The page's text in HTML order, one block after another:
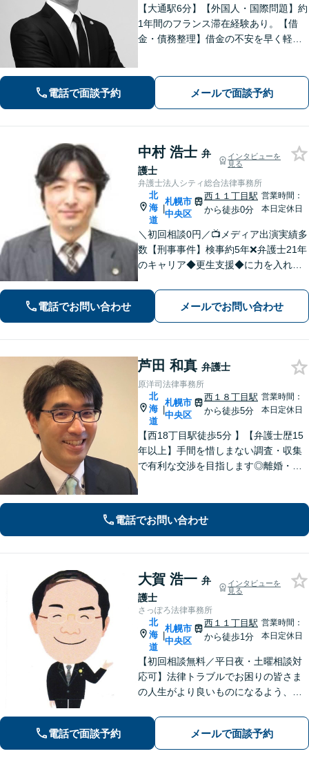
【大通駅6分】【外国人・国際問題】約
1年間のフランス滞在経験あり。【借
金・債務整理】借金の不安を早く軽減
電話で面談予約 メールで面談予約
中村 浩士 弁
護士
インタビューを
見る
弁護士法人シティ総合法律事務所
北
海
道
|
札幌市
中央区
西１１丁目駅
から徒歩0分
営業時間：
本日定休日
＼初回相談0円／📺メディア出演実績多
数【刑事事件】検事約5年❌弁護士21年
のキャリア◆更生支援◆に力を入れた
【交通事故】民事・刑事両面で真実を
追求し、適切な対応を求めて尽力しま
す。被害者支援にも注力。
電話でお問い合わせ メールでお問い合わせ
芦田 和真 弁護士
原洋司法律事務所
北
海
道
|
札幌市
中央区
西１８丁目駅
から徒歩5分
営業時間：
本日定休日
【西18丁目駅徒歩5分 】【弁護士歴15
年以上】手間を惜しまない調査・収集
で有利な交渉を目指します◎離婚・男
【ＺＯＯＭ対応】
電話でお問い合わせ
大賀 浩一 弁
護士
インタビューを
見る
さっぽろ法律事務所
北
海
道
|
札幌市
中央区
西１１丁目駅
から徒歩1分
営業時間：
本日定休日
【初回相談無料／平日夜・土曜相談対
応可】法律トラブルでお困りの皆さま
の人生がより良いものになるよう、誠
や、離婚、相続、不動産など、お気軽
にご相談ください。 ※電話やメールで
のご相談はお受けしておりません。
電話で面談予約 メールで面談予約